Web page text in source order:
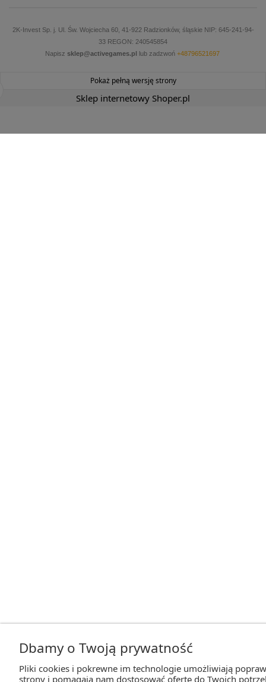
2K-Invest Sp. j. Ul. Św. Wojciecha 60, 41-922 Radzionków, śląskie NIP: 645-241-94-
33 REGON: 240545854
Napisz sklep@activegames.pl lub zadzwoń +48796521697
Pokaż pełną wersję strony
Sklep internetowy Shoper.pl
Dbamy o Twoją prywatność
Pliki cookies i pokrewne im technologie umożliwiają
strony i pomagają nam dostosować ofertę do Twoich